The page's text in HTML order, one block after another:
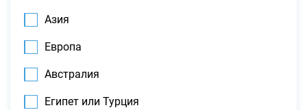
Азия
Европа
Австралия
Египет или Турция